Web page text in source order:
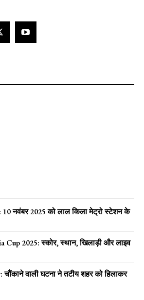
नवंबर 2025 को लाल किला मेट्रो स्टेशन के
Cup 2025: स्कोर, स्थान, खिलाड़ी और लाइव
वाली घटना ने तटीय शहर को हिलाकर